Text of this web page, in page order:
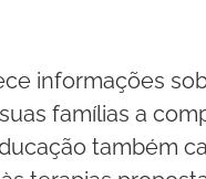
informações
famílias a
também